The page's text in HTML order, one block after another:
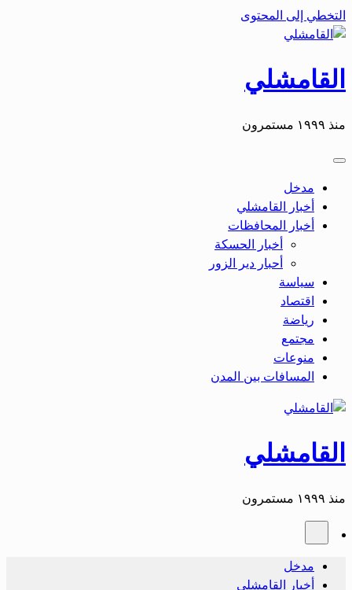
التخطي إلى المحتوى
القامشلي
منذ ١٩٩٩ مستمرون
مدخل
أخبار القامشلي
أخبار المحافظات
أخبار الحسكة
أحبار دير الزور
سياسة
اقتصاد
رياضة
مجتمع
منوعات
المسافات بين المدن
القامشلي
منذ ١٩٩٩ مستمرون
مدخل
أخبار القامشلي